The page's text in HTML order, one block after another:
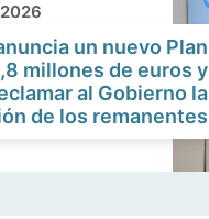
un nuevo Plan
millones de euros y
al Gobierno la
de los remanentes